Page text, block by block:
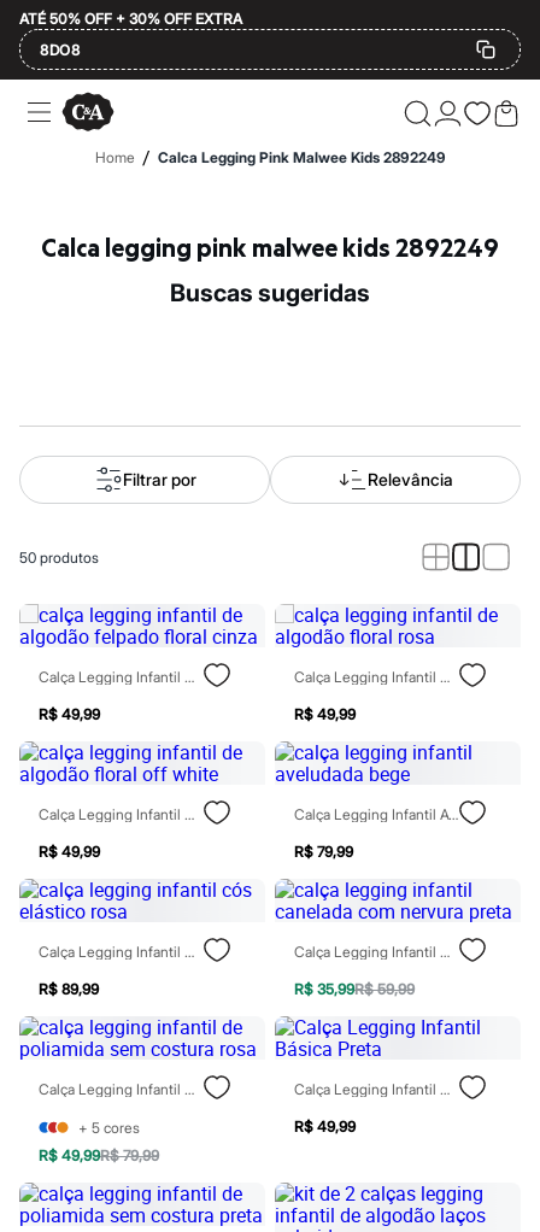
ATÉ 50% OFF + 30% OFF EXTRA
8DO8
Ofertas
Compre por Departamento
Feminino
Mindse7
Plus Size
Alfaiataria
Novidades
Roupas
Blusas e Camisetas
Casacos e Jaquetas
Macacões
Saias
Shorts e Bermudas
Vestidos
Bolsas
Bonés e Chapéus
Bijoux
Cintos
Óculos
Relógios
Calçados
Chinelos
Rasteirinhas
Sapatilhas
Tênis
Marcas
City
Clock House
Mindset
Sawary
Moda esportiva
Acessórios
Calçados
Leggings
Home / Calca Legging Pink Malwee Kids 2892249
Calca legging pink malwee kids 2892249
buscas sugeridas
Filtrar por Relevância
50 produtos
Calça Legging Infantil De Algodão Felpado Floral Cinza
R$ 49,99
Calça Legging Infantil De Algodão Floral Rosa
R$ 49,99
Calça Legging Infantil De Algodão Floral Off White
R$ 49,99
Calça Legging Infantil Aveludada Bege
R$ 79,99
Calça Legging Infantil Cós Elástico Rosa
R$ 89,99
Calça Legging Infantil Canelada Com Nervura Preta
R$ 35,99R$ 59,99
Calça Legging Infantil De Poliamida Sem Costura Rosa
+ 5 cores
R$ 49,99R$ 79,99
Calça Legging Infantil Básica Preta
R$ 49,99